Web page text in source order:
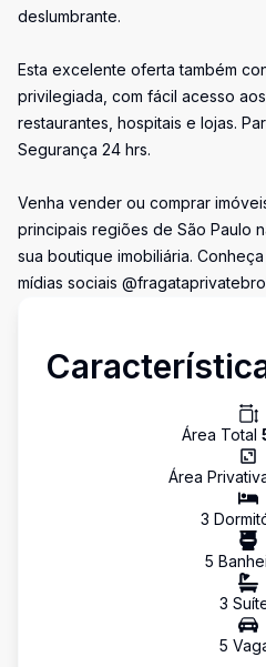
deslumbrante.
Esta excelente oferta também
privilegiada, com fácil acesso
restaurantes, hospitais e lojas.
Segurança 24 hrs.
Venha vender ou comprar
principais regiões de São Paulo
sua boutique imobiliária.
mídias sociais
Área Total
Área
3
5
3
5